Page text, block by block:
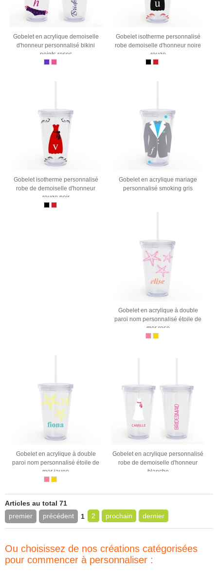
Gobelet en acrylique demoiselle
d'honneur personnalisé bikini
points roses
Gobelet isotherme personnalisé
robe demoiselle d'honneur noire
rouge
Gobelet isotherme personnalisé
robe de demoiselle d'honneur
rouge noir
Gobelet en acrylique mariage
personnalisé smoking gris
Gobelet en acrylique à double
paroi nom personnalisé étoile de
mer rose
Gobelet en acrylique à double
paroi nom personnalisé étoile de
mer jaune
Gobelet en acrylique personnalisé
robe de demoiselle d'honneur
blanche
Articles au total 71
premier
précédent 1 2 prochain dernier
Ou choisissez de nos créations catégorisées
pour commencer à personnaliser :